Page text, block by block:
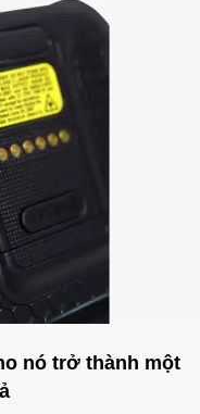
nó trở thành một